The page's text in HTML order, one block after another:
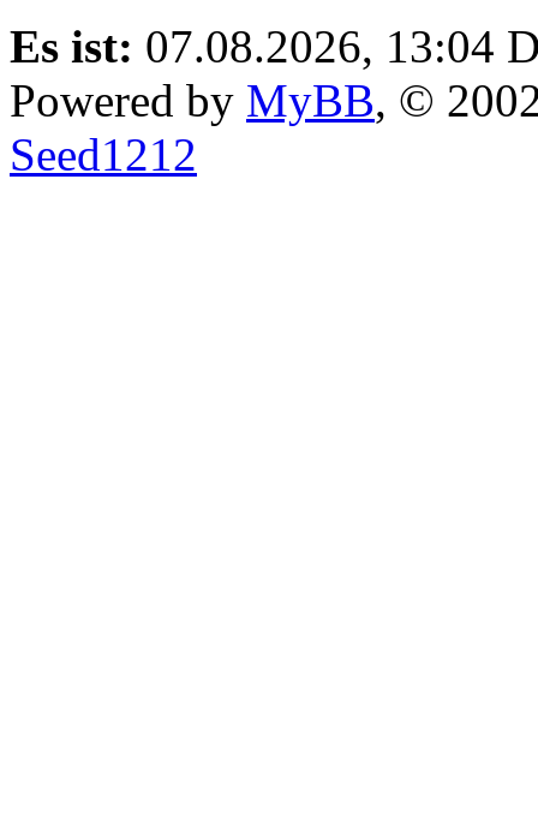
Es ist: 07.08.2026, 13:04
Powered by MyBB, ©
Seed1212